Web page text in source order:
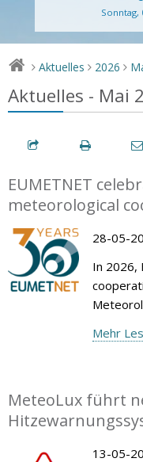
Sonntag,
> Aktuelles > 2026 >
Aktuelles - Mai
EUMETNET
meteorological
28-05-
In 2026,
Mehr
MeteoLux führt
13-05-